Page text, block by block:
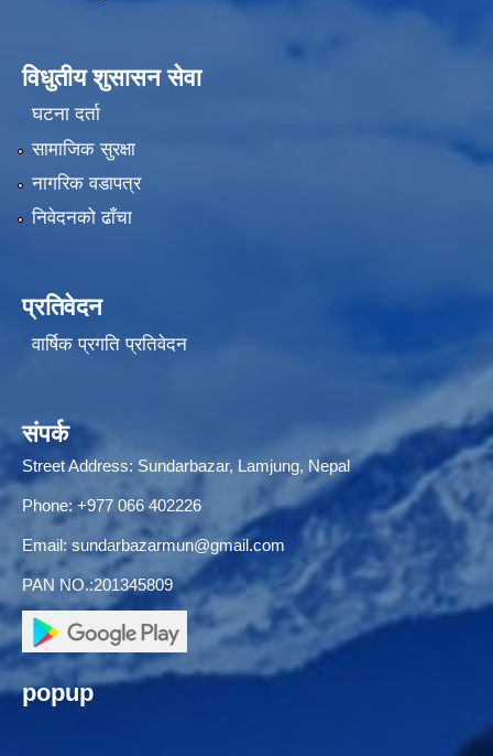
विधुतीय शुसासन सेवा
घटना दर्ता
सामाजिक सुरक्षा
नागरिक वडापत्र
निवेदनको ढाँचा
प्रतिवेदन
वार्षिक प्रगति प्रतिवेदन
संपर्क
Street Address: Sundarbazar, Lamjung, Nepal
Phone: +977 066 402226
Email: sundarbazarmun@gmail.com
PAN NO.:201345809
popup